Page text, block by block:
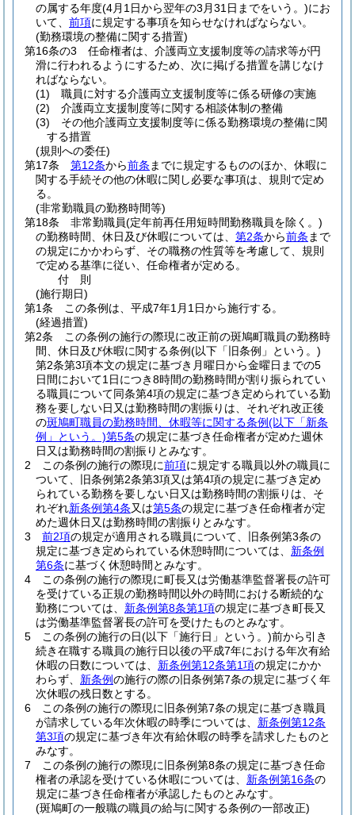
の属する年度(4月1日から翌年の3月31日までをいう。)にお
いて、 前項に規定する事項を知らせなければならない。
(勤務環境の整備に関する措置)
第16条の3
任命権者は、介護両立支援制度等の請求等が円
滑に行われるようにするため、次に掲げる措置を講じなけ
ればならない。
(1)
職員に対する介護両立支援制度等に係る研修の実施
(2)
介護両立支援制度等に関する相談体制の整備
(3)
その他介護両立支援制度等に係る勤務環境の整備に関
する措置
(規則への委任)
第17条
第12条から前条 までに規定するもののほか、休暇に
関する手続その他の休暇に関し必要な事項は、規則で定め
る。
(非常勤職員の勤務時間等)
第18条
非常勤職員(定年前再任用短時間勤務職員を除く。)
の勤務時間、休日及び休暇については、 第2条から前条 まで
の規定にかかわらず、その職務の性質等を考慮して、規則
で定める基準に従い、任命権者が定める。
付 則
(施行期日)
第1条
この条例は、平成7年1月1日から施行する。
(経過措置)
第2条
この条例の施行の際現に改正前の斑鳩町職員の勤務時
間、休日及び休暇に関する条例(以下「旧条例」という。)
第2条第3項本文の規定に基づき月曜日から金曜日までの5
日間において1日につき8時間の勤務時間が割り振られてい
る職員について同条第4項の規定に基づき定められている勤
務を要しない日又は勤務時間の割振りは、それぞれ改正後
の斑鳩町職員の勤務時間、休暇等に関する条例(以下「新条
例」という。)第5条の規定に基づき任命権者が定めた週休
日又は勤務時間の割振りとみなす。
2
この条例の施行の際現に前項に規定する職員以外の職員に
ついて、旧条例第2条第3項又は第4項の規定に基づき定め
られている勤務を要しない日又は勤務時間の割振りは、そ
れぞれ新条例第4条又は第5条の規定に基づき任命権者が定
めた週休日又は勤務時間の割振りとみなす。
3
前2項の規定が適用される職員について、旧条例第3条の
規定に基づき定められている休憩時間については、 新条例
第6条に基づく休憩時間とみなす。
4
この条例の施行の際現に町長又は労働基準監督署長の許可
を受けている正規の勤務時間以外の時間における断続的な
勤務については、 新条例第8条第1項の規定に基づき町長又
は労働基準監督署長の許可を受けたものとみなす。
5
この条例の施行の日(以下「施行日」という。)前から引き
続き在職する職員の施行日以後の平成7年における年次有給
休暇の日数については、 新条例第12条第1項の規定にかか
わらず、 新条例の施行の際の旧条例第7条の規定に基づく年
次休暇の残日数とする。
6
この条例の施行の際現に旧条例第7条の規定に基づき職員
が請求している年次休暇の時季については、 新条例第12条
第3項の規定に基づき年次有給休暇の時季を請求したものと
みなす。
7
この条例の施行の際現に旧条例第8条の規定に基づき任命
権者の承認を受けている休暇については、 新条例第16条の
規定に基づき任命権者が承認したものとみなす。
(斑鳩町の一般職の職員の給与に関する条例の一部改正)